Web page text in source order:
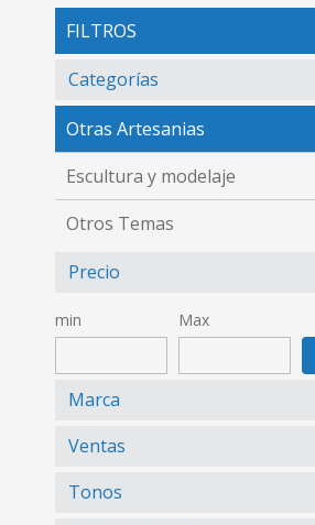
FILTROS
Categorías
Otras Artesanias
Escultura y modelaje
Otros Temas
Precio
min Max
Marca
Ventas
Tonos